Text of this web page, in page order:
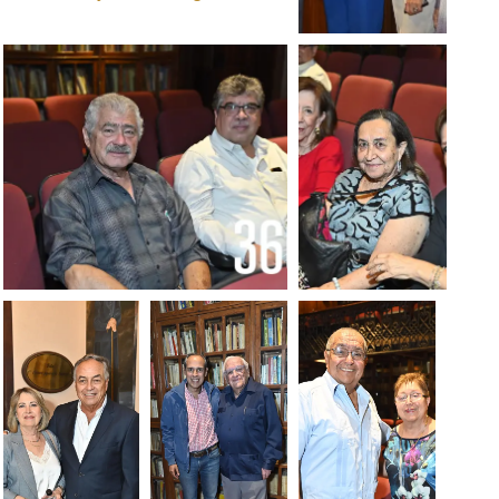
Foto:
Alejandro
Rodríguez
Foto: Alejandro Rodríguez
Foto:
Alejandro
Rodríguez